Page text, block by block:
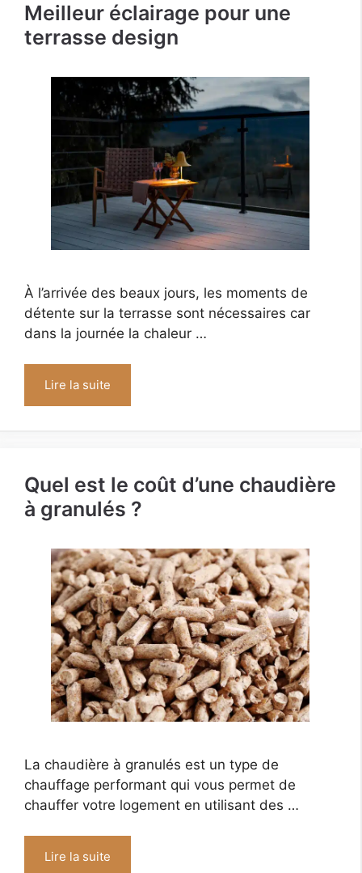
Meilleur éclairage pour une
terrasse design
À l’arrivée des beaux jours, les moments de
détente sur la terrasse sont nécessaires car
dans la journée la chaleur …
Lire la suite
Quel est le coût d’une chaudière
à granulés ?
La chaudière à granulés est un type de
chauffage performant qui vous permet de
chauffer votre logement en utilisant des …
Lire la suite